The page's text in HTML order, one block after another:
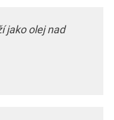
jako olej nad